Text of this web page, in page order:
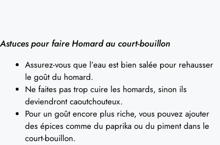
Astuces pour faire Homard au court-bouillon
Assurez-vous que l’eau est bien salée pour rehausser
le goût du homard.
Ne faites pas trop cuire les homards, sinon ils
deviendront caoutchouteux.
Pour un goût encore plus riche, vous pouvez ajouter
des épices comme du paprika ou du piment dans le
court-bouillon.